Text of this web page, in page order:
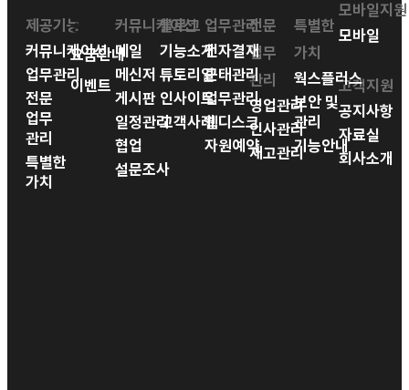
제공기능
커뮤니케이션
업무관리
전문
업무
관리
특별한
가치
공간
요금안내
이벤트
커뮤니케이션
메일
메신저
게시판
일정관리
협업
설문조사
블로그
기능소개
튜토리얼
인사이트
고객사례
업무관리
전자결재
근태관리
업무관리
웹디스크
자원예약
전문
업무
관리
영업관리
인사관리
재고관리
특별한
가치
웍스플러스
보안 및
관리
기능안내
모바일지원
모바일
고객지원
공지사항
자료실
회사소개